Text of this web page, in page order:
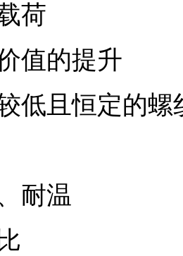
荷
值的提升
低且恒定的螺
耐温